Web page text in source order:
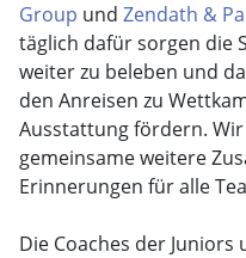
Group und Zendath &
täglich dafür sorgen die
weiter zu beleben und
den Anreisen zu
Ausstattung fördern.
gemeinsame weitere
Erinnerungen für alle
Die Coaches der